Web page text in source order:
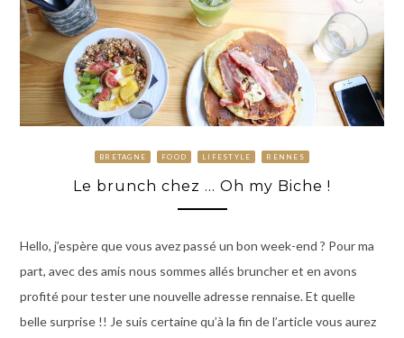
BRETAGNE FOOD LIFESTYLE RENNES
Le brunch chez … Oh my Biche !
Hello, j’espère que vous avez passé un bon week-end ? Pour ma
part, avec des amis nous sommes allés bruncher et en avons
profité pour tester une nouvelle adresse rennaise. Et quelle
belle surprise !! Je suis certaine qu’à la fin de l’article vous aurez